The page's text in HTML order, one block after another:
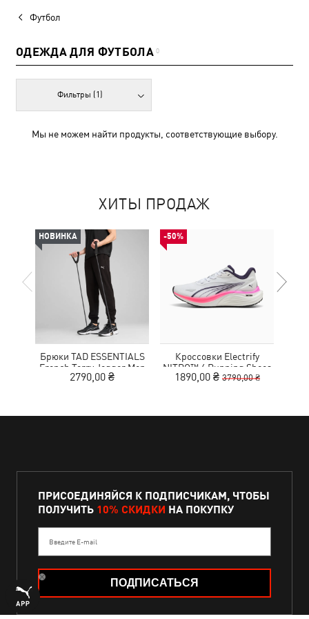
Футбол
ОДЕЖДА ДЛЯ ФУТБОЛА 0
Фильтры (1)
Мы не можем найти продукты, соответствующие выбору.
ХИТЫ ПРОДАЖ
НОВИНКА
Брюки TAD ESSENTIALS
French Terry Jogger Men
2790,00 ₴
-50%
Кроссовки Electrify
NITRO™ 4 Running Shoes
Youth
1890,00 ₴ 3790,00 ₴
ПРИСОЕДИНЯЙСЯ К ПОДПИСЧИКАМ, ЧТОБЫ
ПОЛУЧИТЬ 10% СКИДКИ НА ПОКУПКУ
Введите E-mail
ПОДПИСАТЬСЯ